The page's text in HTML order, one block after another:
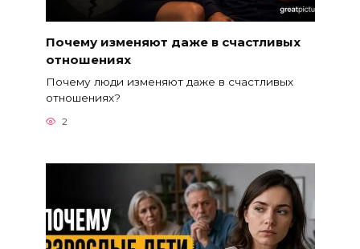
Почему изменяют даже в счастливых
отношениях
Почему люди изменяют даже в счастливых
отношениях?
2